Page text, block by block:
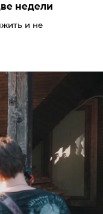
недели
и не